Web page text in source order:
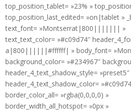
top_position_tablet= »23% »
top_position_last_edited= »on|tablet »
text_font= »Montserrat|800||||||| »
text_text_color= »#c09d74″
a|800||||||#ffffff| » body_font=
background_color= »#234967″
header_4_text_shadow_style= »preset5″
header_4_text_shadow_color=
border_color_all= »rgba(0,0,0,0) »
border_width_all_hotspot= »0px »